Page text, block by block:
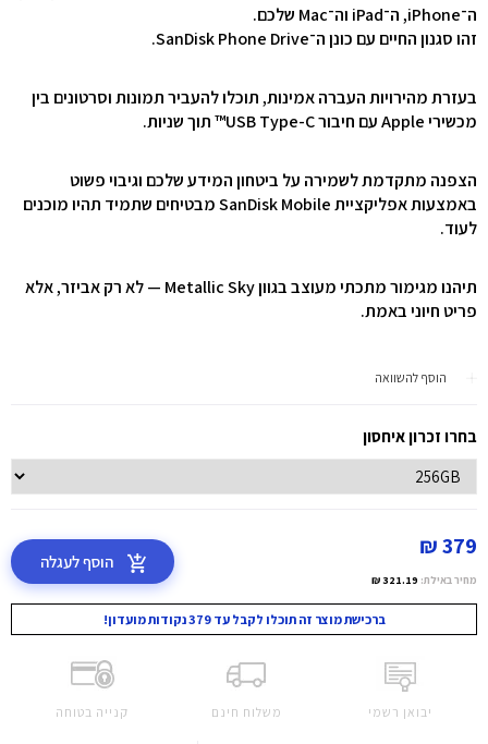
ה־iPhone, ה־iPad וה־Mac שלכם.
זהו סגנון החיים עם כונן ה־SanDisk Phone Drive.
בעזרת מהירויות העברה אמינות, תוכלו להעביר תמונות וסרטונים בין
מכשירי Apple עם חיבור USB Type-C™ תוך שניות.
הצפנה מתקדמת לשמירה על ביטחון המידע שלכם וגיבוי פשוט
באמצעות אפליקציית SanDisk Mobile מבטיחים שתמיד תהיו מוכנים
לעוד.
תיהנו מגימור מתכתי מעוצב בגוון Metallic Sky — לא רק אביזר, אלא
פריט חיוני באמת.
הוסף להשוואה
בחרו זכרון איחסון
379 ₪
מחיר באילת: 321.19 ₪
הוסף לעגלה
ברכישת מוצר זה תוכלו לקבל עד 379 נקודות מועדון!
יבואן רשמי משלוח חינם קנייה בטוחה